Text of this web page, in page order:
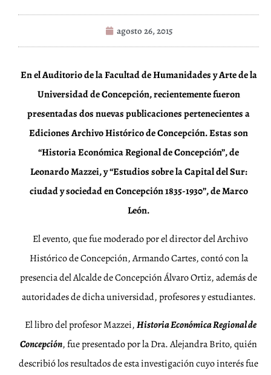
agosto 26, 2015
En el Auditorio de la Facultad de Humanidades y Arte de la
Universidad de Concepción, recientemente fueron
presentadas dos nuevas publicaciones pertenecientes a
Ediciones Archivo Histórico de Concepción. Estas son
“Historia Económica Regional de Concepción”, de
Leonardo Mazzei, y “Estudios sobre la Capital del Sur:
ciudad y sociedad en Concepción 1835-1930”, de Marco
León.
El evento, que fue moderado por el director del Archivo
Histórico de Concepción, Armando Cartes, contó con la
presencia del Alcalde de Concepción Álvaro Ortiz, además de
autoridades de dicha universidad, profesores y estudiantes.
El libro del profesor Mazzei,Historia Económica Regional de
Concepción, fue presentado por la Dra. Alejandra Brito, quién
describió los resultados de esta investigación cuyo interés fue